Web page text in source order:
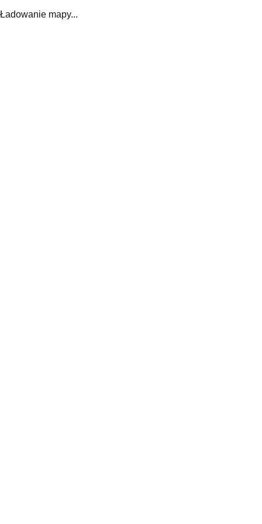
Ładowanie mapy...